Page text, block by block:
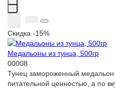
Скидка -15%
Медальоны из тунца, 500гр
00008
Тунец замороженный медальон
питательной ценностью, а по